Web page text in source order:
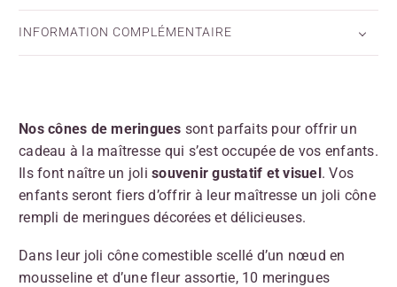
INFORMATION COMPLÉMENTAIRE
Nos cônes de meringues sont parfaits pour offrir un
cadeau à la maîtresse qui s’est occupée de vos enfants.
Ils font naître un joli souvenir gustatif et visuel. Vos
enfants seront fiers d’offrir à leur maîtresse un joli cône
rempli de meringues décorées et délicieuses.
Dans leur joli cône comestible scellé d’un nœud en
mousseline et d’une fleur assortie, 10 meringues